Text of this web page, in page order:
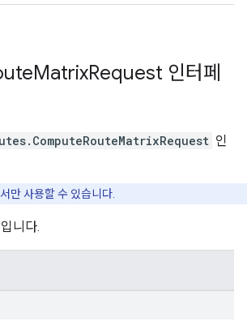
MatrixRequest 인터페
. ComputeRouteMatrixRequest 인
만 사용할 수 있습니다.
니다.